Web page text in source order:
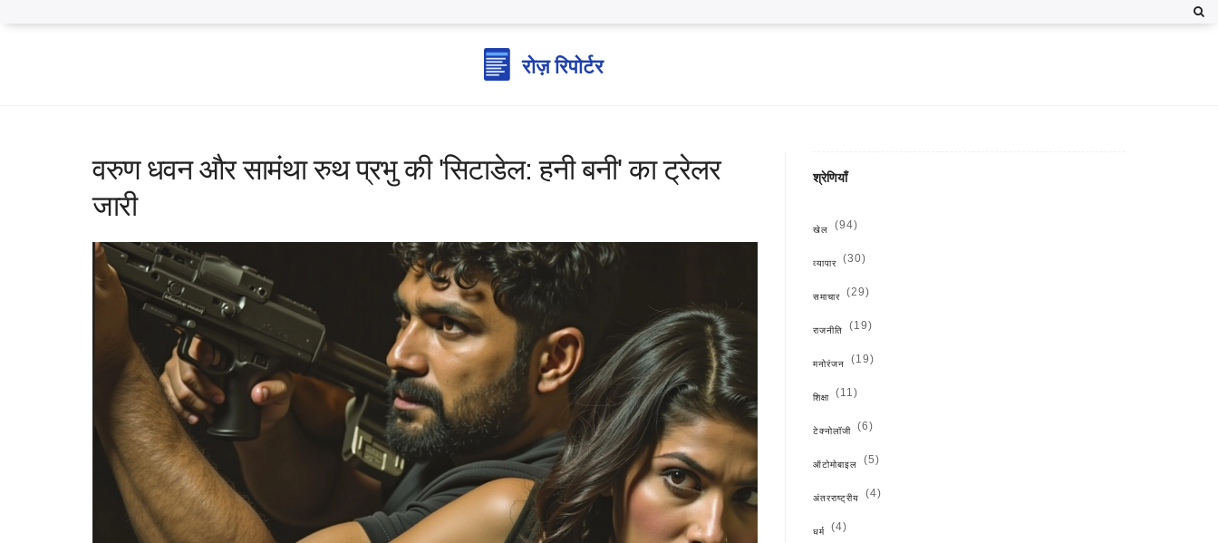
वरुण धवन और सामंथा रुथ प्रभु की 'सिटाडेल: हनी बनी' का ट्रेलर
जारी
श्रेणियाँ
खेल (94)
व्यापार (30)
समाचार (29)
राजनीति (19)
मनोरंजन (19)
शिक्षा (11)
टेक्नोलॉजी (6)
ऑटोमोबाइल (5)
अंतरराष्ट्रीय (4)
धर्म (4)